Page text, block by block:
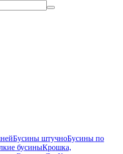
Бусины штучноБусины по
бусиныКрошка,